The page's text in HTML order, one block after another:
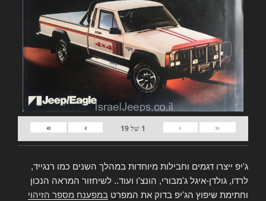
«
‹
1 של19
›
»
ג'יפ ייצרו דגמים וחבילות מיוחדות במהלך השנים כמו רנגייד,
לרדו, גולדן-איגל ג'מבורי, הונצ'ו ועוד.. לשיחזור המראה הנכון
וחתימת שיפוץ הג'יפ בדוק את המפרט במפענח מספר הזיהוי